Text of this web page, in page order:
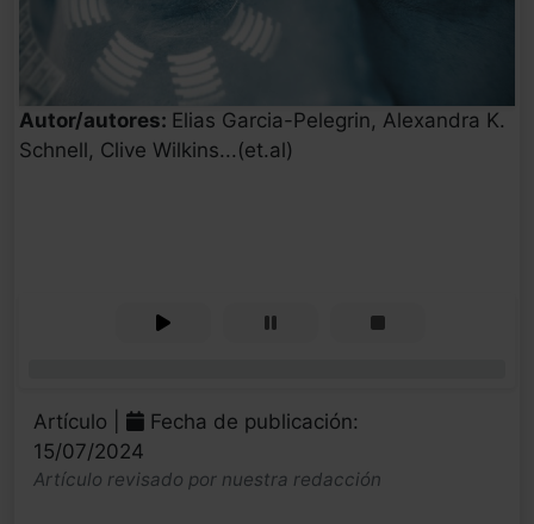
Autor/autores: Elias Garcia-Pelegrin, Alexandra K.
Schnell, Clive Wilkins...(et.al)
Artículo |
Fecha de publicación:
15/07/2024
Artículo revisado por nuestra redacción